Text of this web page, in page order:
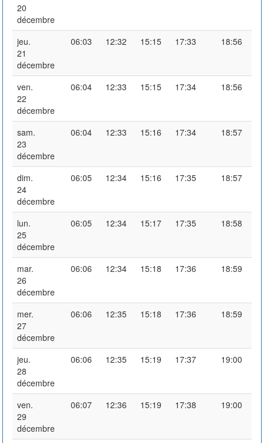
20
décembre
jeu.
21
décembre
06:03 12:32 15:15 17:33 18:56
ven.
22
décembre
06:04 12:33 15:15 17:34 18:56
sam.
23
décembre
06:04 12:33 15:16 17:34 18:57
dim.
24
décembre
06:05 12:34 15:16 17:35 18:57
lun.
25
décembre
06:05 12:34 15:17 17:35 18:58
mar.
26
décembre
06:06 12:34 15:18 17:36 18:59
mer.
27
décembre
06:06 12:35 15:18 17:36 18:59
jeu.
28
décembre
06:06 12:35 15:19 17:37 19:00
ven.
29
décembre
06:07 12:36 15:19 17:38 19:00